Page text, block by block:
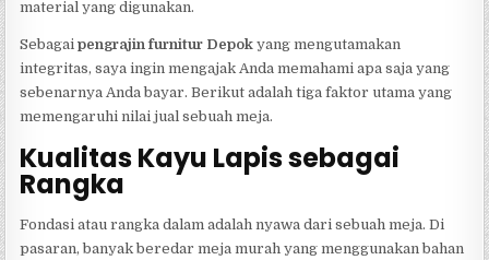
material yang digunakan.
Sebagaipengrajin furnitur Depok yang mengutamakan
integritas, saya ingin mengajak Anda memahami apa saja yang
sebenarnya Anda bayar. Berikut adalah tiga faktor utama yang
memengaruhi nilai jual sebuah meja.
Kualitas Kayu Lapis sebagai
Rangka
Fondasi atau rangka dalam adalah nyawa dari sebuah meja. Di
pasaran, banyak beredar meja murah yang menggunakan bahan